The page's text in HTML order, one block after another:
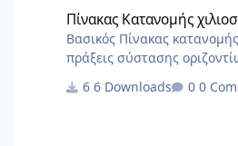
Πίνακας Κατανομής
Βασικός Πίνακας
πράξεις σύστασης
δικό σας
6 Downloads 0